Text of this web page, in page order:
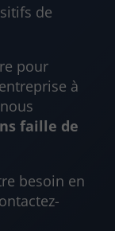
de
pour
à
faille de
besoin en